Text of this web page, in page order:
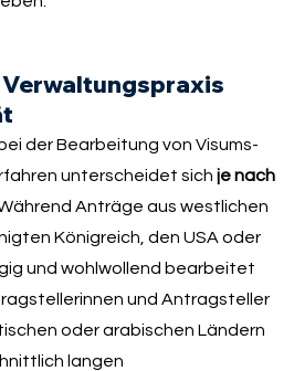
der Bearbeitung von Visums-
unterscheidet sich je nach
Anträge aus westlichen
Königreich, den USA oder
und wohlwollend bearbeitet
und Antragsteller
oder arabischen Ländern
langen